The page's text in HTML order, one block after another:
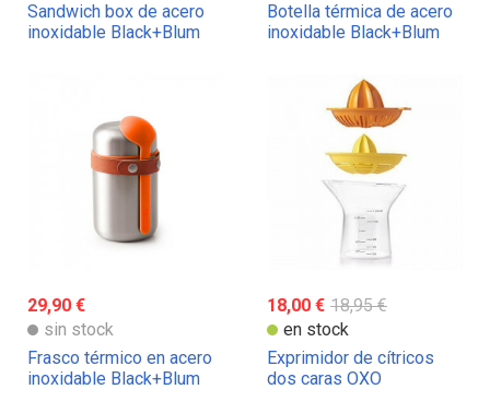
Sandwich box de acero
inoxidable Black+Blum
Botella térmica de acero
inoxidable Black+Blum
29,90 €
sin stock
Frasco térmico en acero
inoxidable Black+Blum
18,00 € 18,95 €
en stock
Exprimidor de cítricos
dos caras OXO